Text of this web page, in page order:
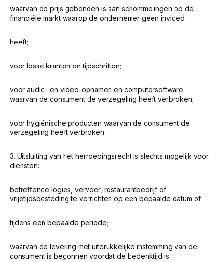
waarvan de prijs gebonden is aan schommelingen op de
financiële markt waarop de ondernemer geen invloed
heeft;
voor losse kranten en tijdschriften;
voor audio- en video-opnamen en computersoftware
waarvan de consument de verzegeling heeft verbroken;
voor hygiënische producten waarvan de consument de
verzegeling heeft verbroken.
3. Uitsluiting van het herroepingsrecht is slechts mogelijk voor
diensten:
betreﬀende logies, vervoer, restaurantbedrijf of
vrijetijdsbesteding te verrichten op een bepaalde datum of
tijdens een bepaalde periode;
waarvan de levering met uitdrukkelijke instemming van de
consument is begonnen voordat de bedenktijd is